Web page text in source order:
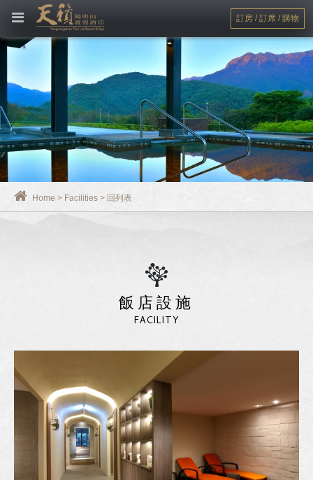
訂房 / 訂席 / 購物
Home > Facilities > 回列表
飯店設施
FACILITY